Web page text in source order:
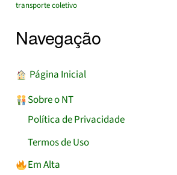
transporte coletivo
Navegação
︎ Página Inicial
Sobre o NT
Política de Privacidade
Termos de Uso
Em Alta